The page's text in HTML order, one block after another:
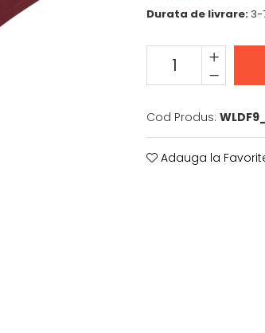
Durata de livrare: 3-
Cod Produs:
Adauga la